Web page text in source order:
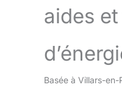
aides
Basée à Villars-